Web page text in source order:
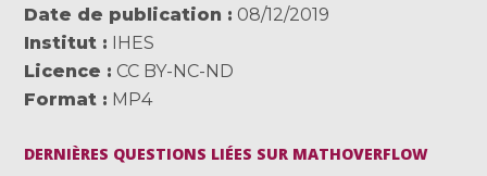
Date de publication
08/12/2019
Institut
IHES
Licence
CC BY-NC-ND
Format
MP4
DERNIÈRES QUESTIONS LIÉES SUR MATHOVERFLOW